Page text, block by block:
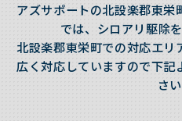
アズサポートの北設楽郡東栄
では、シロアリ駆除
北設楽郡東栄町での対応エ
広く対応していますので下
さい